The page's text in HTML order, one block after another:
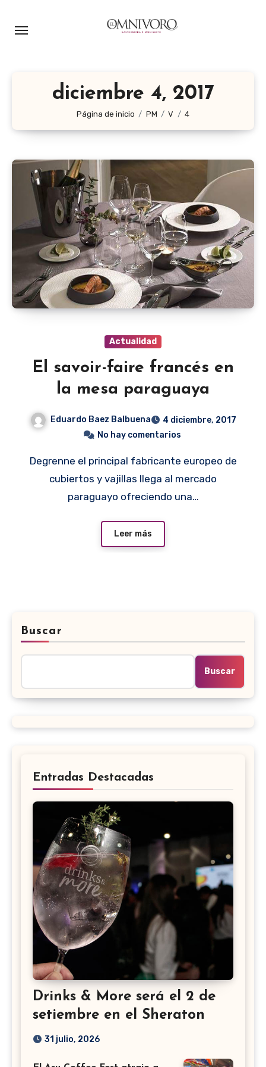
diciembre 4, 2017
Página de inicio PM V 4
Actualidad
El savoir-faire francés en
la mesa paraguaya
Eduardo Baez Balbuena
4 diciembre, 2017
No hay comentarios
Degrenne el principal fabricante europeo de
cubiertos y vajillas llega al mercado
paraguayo ofreciendo una…
Leer más
Buscar
Buscar
Entradas Destacadas
Drinks & More será el 2 de
setiembre en el Sheraton
31 julio, 2026